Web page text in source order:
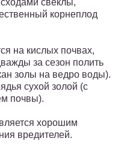
свеклы,
корнеплод
на кислых почвах,
за сезон полить
золы на ведро воды).
сухой золой (с
почвы).
хорошим
вредителей.